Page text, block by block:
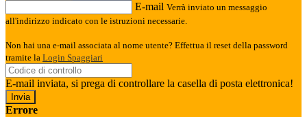
E-mail Verrà inviato un messaggio
all'indirizzo indicato con le istruzioni necessarie.
Non hai una e-mail associata al nome utente? Effettua il reset della password
tramite la Login Spaggiari
E-mail inviata, si prega di controllare la casella di posta elettronica!
Errore